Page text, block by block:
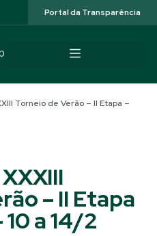
Portal da Transparência
Torneio de Verão – II Etapa –
– II Etapa
10 a 14/2